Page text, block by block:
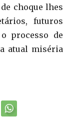
choque lhes
futuros
processo de
atual miséria